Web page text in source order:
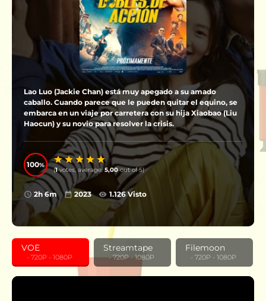
Lao Luo (Jackie Chan) está muy apegado a su amado
caballo. Cuando parece que le pueden quitar el equino, se
embarca en un viaje por carretera con su hija Xiaobao (Liu
Haocun) y su novio para resolver la crisis.
100
(1votes, average:5,00out of 5)
2h 6m 2023 1.126 Visto
VOE
‎ ‎ ‎ - 720P - 1080P
Streamtape
‎ ‎ ‎ - 720P - 1080P
Filemoon
‎ ‎ ‎ - 720P - 1080P